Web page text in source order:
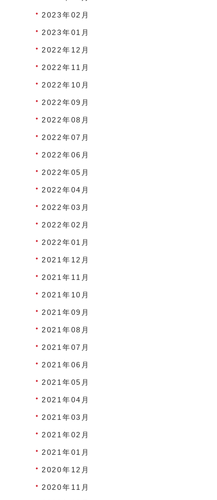
2023年02月
2023年01月
2022年12月
2022年11月
2022年10月
2022年09月
2022年08月
2022年07月
2022年06月
2022年05月
2022年04月
2022年03月
2022年02月
2022年01月
2021年12月
2021年11月
2021年10月
2021年09月
2021年08月
2021年07月
2021年06月
2021年05月
2021年04月
2021年03月
2021年02月
2021年01月
2020年12月
2020年11月